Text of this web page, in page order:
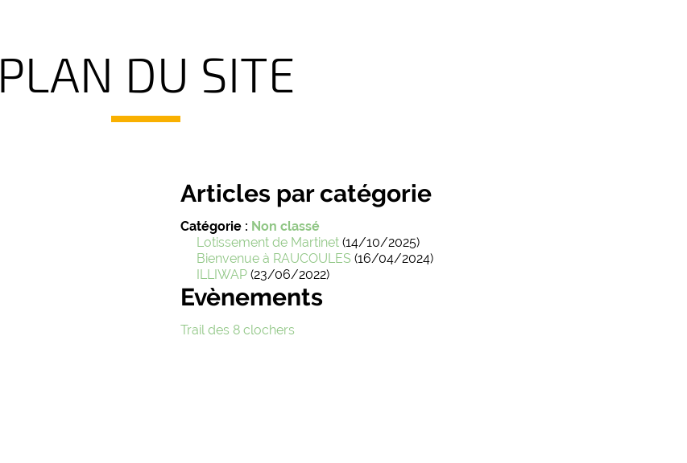
PLAN DU SITE
Articles par catégorie
Catégorie : Non classé
Lotissement de Martinet(14/10/2025)
Bienvenue à RAUCOULES (16/04/2024)
ILLIWAP(23/06/2022)
Evènements
Trail des 8 clochers